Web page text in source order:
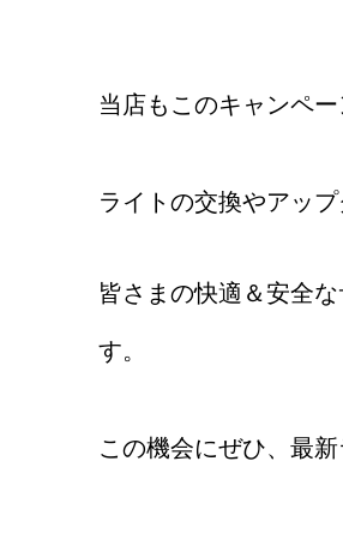
当店もこのキャンペ
ライトの交換やアッ
皆さまの快適＆安全
す。
この機会にぜひ、最